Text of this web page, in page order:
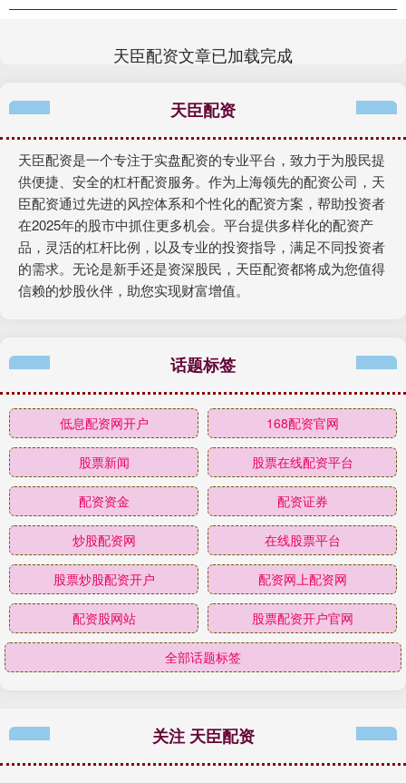
天臣配资文章已加载完成
天臣配资
天臣配资是一个专注于实盘配资的专业平台，致力于为股民提
供便捷、安全的杠杆配资服务。作为上海领先的配资公司，天
臣配资通过先进的风控体系和个性化的配资方案，帮助投资者
在2025年的股市中抓住更多机会。平台提供多样化的配资产
品，灵活的杠杆比例，以及专业的投资指导，满足不同投资者
的需求。无论是新手还是资深股民，天臣配资都将成为您值得
信赖的炒股伙伴，助您实现财富增值。
话题标签
低息配资网开户 168配资官网
股票新闻 股票在线配资平台
配资资金 配资证券
炒股配资网 在线股票平台
股票炒股配资开户 配资网上配资网
配资股网站 股票配资开户官网
全部话题标签
关注 天臣配资